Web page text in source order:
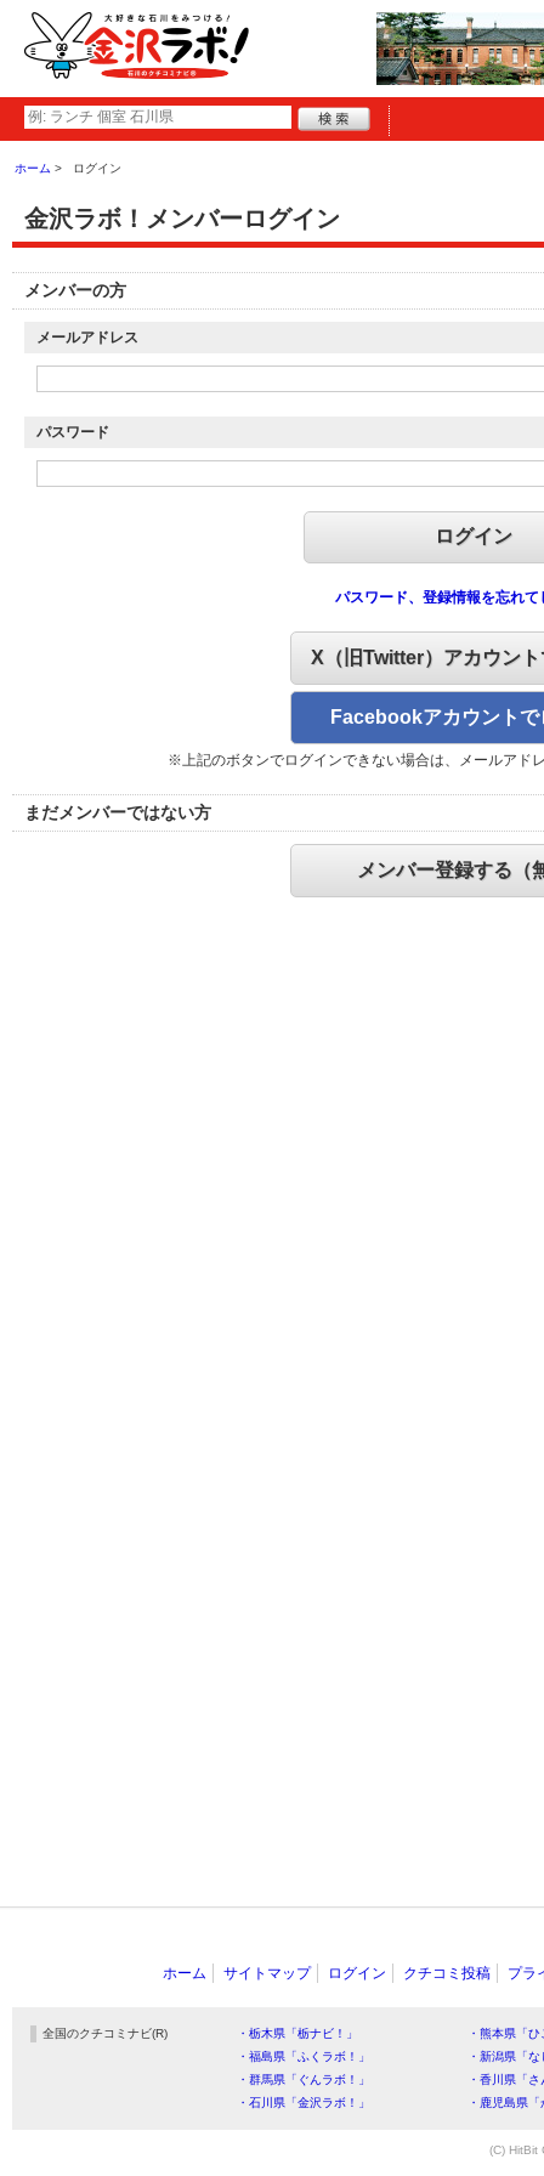
ホーム ログイン
金沢ラボ！メンバーログイン
メンバーの方
メールアドレス
パスワード
パスワード、登録情報を忘れて
X（旧Twitter）アカウン
Facebookアカウントで
※上記のボタンでログインできない場合は、メールアド
まだメンバーではない方
メンバー登録する（
ホーム サイトマップ ログイン クチコミ投稿 プラ
全国のクチコミナビ(R) ・栃木県「栃ナビ！」
・熊本県「
・福島県「ふくラボ！」
・新潟県「
・群馬県「ぐんラボ！」
・香川県「
・石川県「金沢ラボ！」
・鹿児島県
(C) HitBit